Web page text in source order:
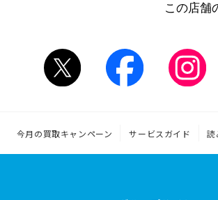
この店舗
今月の買取キャンペーン サービスガイド 読